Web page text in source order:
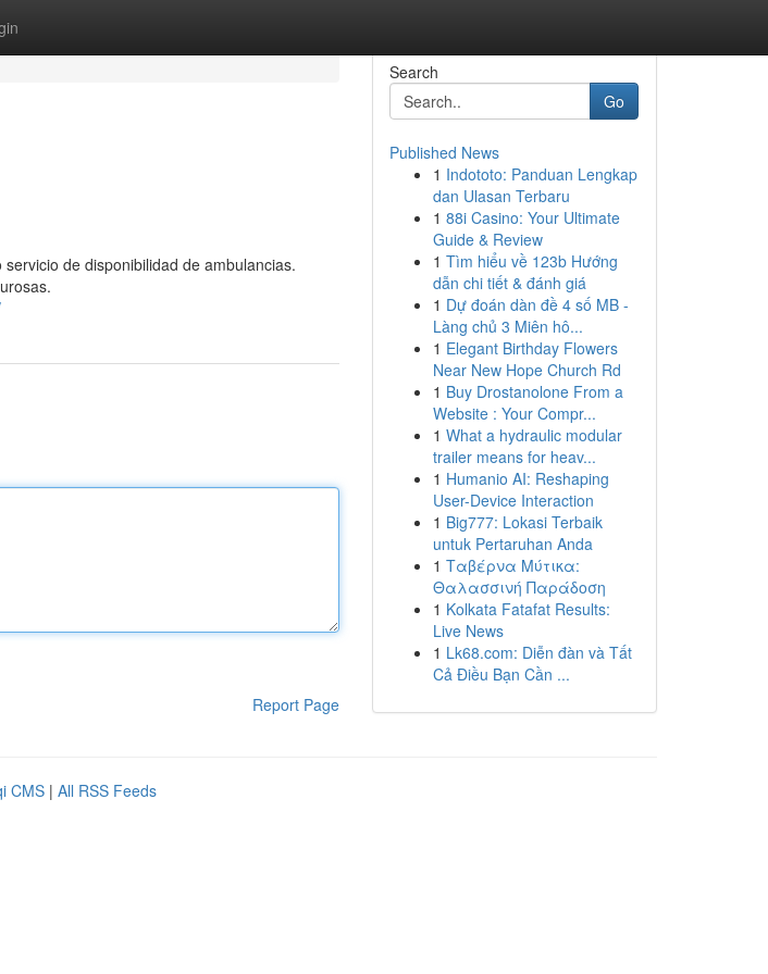
de disponibilidad de ambulancias.
Report Page
Search
Go
Published News
1 Indototo: Panduan Lengkap
dan Ulasan Terbaru
1 88i Casino: Your Ultimate
Guide & Review
1 Tìm hiểu về 123b Hướng
dẫn chi tiết & đánh giá
1 Dự đoán dàn đề 4 số MB -
Làng chủ 3 Miên hô...
1 Elegant Birthday Flowers
Near New Hope Church Rd
1 Buy Drostanolone From a
Website : Your Compr...
1 What a hydraulic modular
trailer means for heav...
1 Humanio AI: Reshaping
User-Device Interaction
1 Big777: Lokasi Terbaik
untuk Pertaruhan Anda
1 Ταβέρνα Μύτικα:
Θαλασσινή Παράδοση
1 Kolkata Fatafat Results:
Live News
1 Lk68.com: Diễn đàn và Tất
Cả Điều Bạn Cần ...
CMS | All RSS Feeds